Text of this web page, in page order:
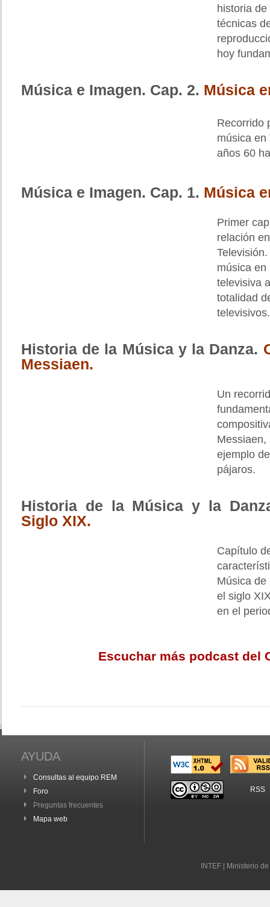
historia
técnicas
hoy
Música e Imagen. Cap. 2. Música
Recorrido
música en
años 60
Música e Imagen. Cap. 1. Música
Primer
relación
música en
televisiva
totalidad
televisivos.
Historia de la Música y la Danza.
Messiaen.
Un
Messiaen,
ejemplo
pájaros.
Historia de la Música y la
Siglo XIX.
Capítulo
Música de
el siglo
en el
Escuchar más podcast del
AYUDA
Consultas al equipo REM
Foro
Preguntas frecuentes
Mapa web
RSS
INTEF | Ministerio